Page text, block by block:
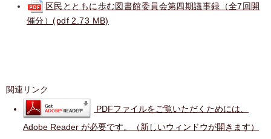
区民とともに歩む図書館委員会第四期議事録（全7回開
催分）(pdf 2.73 MB)
関連リンク
PDFファイルをご覧いただくためには、
Adobe Reader が必要です。（新しいウィンドウが開きます）